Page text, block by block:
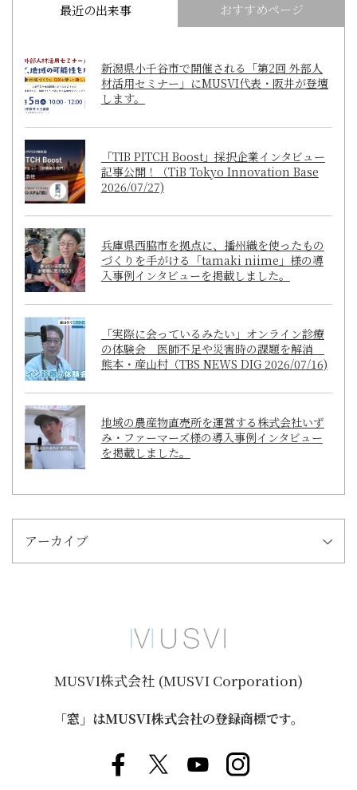
最近の出来事 おすすめページ
新潟県小千谷市で開催される「第2回 外部人
材活用セミナー」にMUSVI代表・阪井が登壇
します。
「TIB PITCH Boost」採択企業インタビュー
記事公開！（TiB Tokyo Innovation Base
2026/07/27)
兵庫県西脇市を拠点に、播州織を使ったもの
づくりを手がける「tamaki niime」様の導
入事例インタビューを掲載しました。
「実際に会っているみたい」オンライン診療
の体験会 医師不足や災害時の課題を解消
熊本・産山村（TBS NEWS DIG 2026/07/16)
地域の農産物直売所を運営する株式会社いず
み・ファーマーズ様の導入事例インタビュー
を掲載しました。
アーカイブ
MUSVI株式会社 (MUSVI Corporation)
「窓」はMUSVI株式会社の登録商標です。